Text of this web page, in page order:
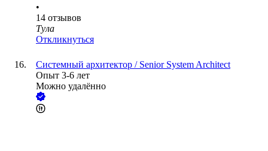
•
14 отзывов
Тула
Откликнуться
Системный архитектор / Senior System Architect
Опыт 3-6 лет
Можно удалённо